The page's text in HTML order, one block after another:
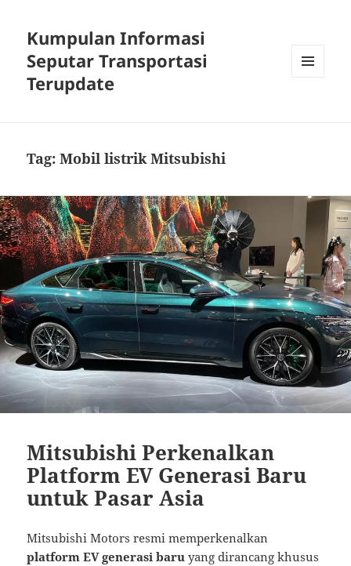
Kumpulan Informasi
Seputar Transportasi
Terupdate
Tag:Mobil listrik Mitsubishi
Mitsubishi Perkenalkan
Platform EV Generasi Baru
untuk Pasar Asia
Mitsubishi Motors resmi memperkenalkan
platform EV generasi baru yang dirancang khusus